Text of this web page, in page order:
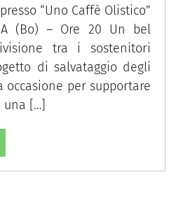
“Uno Caffè Olistico”
(Bo) – Ore 20 Un bel
tra i sostenitori
di salvataggio degli
occasione per supportare
una […]